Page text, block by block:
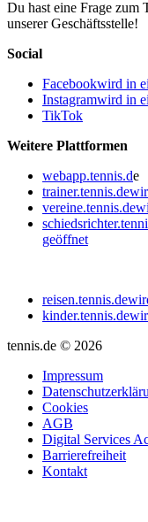
Du hast eine Frage zum
unserer Geschäftsstelle!
Social
Facebookwird in
Instagramwird in
TikTok
Weitere Plattformen
webapp.tennis.de
trainer.tennis.de
vereine.tennis.de
geöffnet
reisen.tennis.de
kinder.tennis.de
tennis.de © 2026
Impressum
Cookies
AGB
Digital Services
Barrierefreiheit
Kontakt